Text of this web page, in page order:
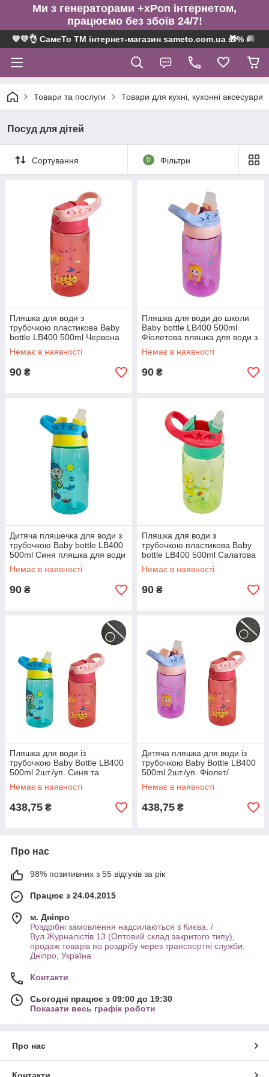
Ми з генераторами +xPon інтернетом,
працюємо без збоїв 24/7!
💙💛👌 СамеТо ТМ інтернет-магазин sameto.com.ua 🎁% 🚚 ⤵
Товари та послуги Товари для кухні, кухонні аксесуари
Посуд для дітей
Сортування 0 Фільтри
Пляшка для води з
трубочкою пластикова Baby
bottle LB400 500ml Червона
пляшка для води
Немає в наявності
90 ₴
Пляшка для води до школи
Baby bottle LB400 500ml
Фіолетова пляшка для води з
трубочкою
Немає в наявності
90 ₴
Дитяча пляшечка для води з
трубочкою Baby bottle LB400
500ml Синя пляшка для води
Немає в наявності
90 ₴
Пляшка для води з
трубочкою пластикова Baby
bottle LB400 500ml Салатова
пляшка для води
Немає в наявності
90 ₴
Пляшка для води із
трубочкою Baby Bottle LB400
500ml 2шт./уп. Синя та
Червона пляшечка для води
дитяча
Немає в наявності
438,75 ₴
Дитяча пляшка для води із
трубочкою Baby Bottle LB400
500ml 2шт./уп. Фіолет/
Червона пляшечка для води
Немає в наявності
438,75 ₴
Про нас
98% позитивних з 55 відгуків за рік
Працює з 24.04.2015
м. Дніпро
Роздрібні замовлення надсилаються з Києва. /
Вул.Журналістів 13 (Оптовий склад закритого типу),
продаж товарів по роздрібу через транспортні служби,
Дніпро, Україна
Контакти
Сьогодні працює з 09:00 до 19:30
Показати весь графік роботи
Про нас